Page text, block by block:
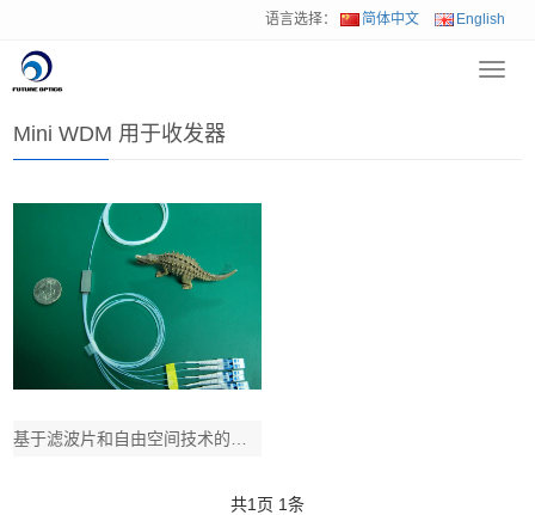
语言选择： 简体中文 English
首页
Mini WDM 用于收发器
共1 页 1条